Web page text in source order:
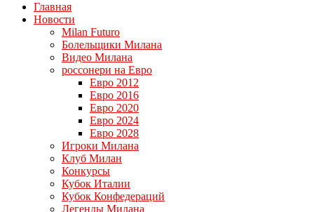
Главная
Новости
Milan Futuro
Болельщики Милана
Видео Милана
россонери на Евро
Евро 2012
Евро 2016
Евро 2020
Евро 2024
Евро 2028
Игроки Милана
Клуб Милан
Конкурсы
Кубок Италии
Кубок Конфедераций
Легенды Милана